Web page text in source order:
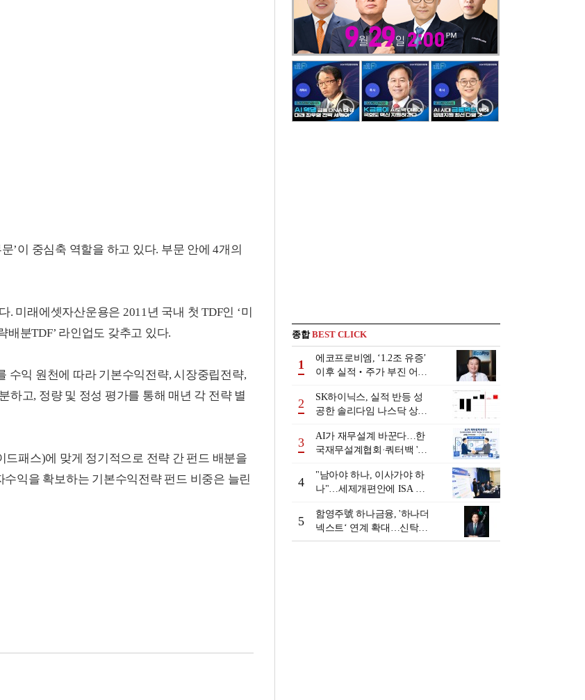
’이 중심축 역할을 하고 있다. 부문 안에 4개의
미래에셋자산운용은 2011년 국내 첫 TDF인 ‘미
배분TDF’ 라인업도 갖추고 있다.
수익 원천에 따라 기본수익전략, 시장중립전략,
하고, 정량 및 정성 평가를 통해 매년 각 전략 별
패스)에 맞게 정기적으로 전략 간 펀드 배분을
익을 확보하는 기본수익전략 펀드 비중은 늘린
종합BEST CLICK
1
에코프로비엠, ‘1.2조 유증’
이후 실적‧주가 부진 어쩌
2
SK하이닉스, 실적 반등 성
공한 솔리다임 나스닥 상장
3
AI가 재무설계 바꾼다…한
국재무설계협회·쿼터백 '베
4
"남아야 하나, 이사가야 하
나"…세제개편안에 ISA 투
5
함영주號 하나금융, '하나더
넥스트‘ 연계 확대…신탁수
수료 2배 증가 효과 [금융 시